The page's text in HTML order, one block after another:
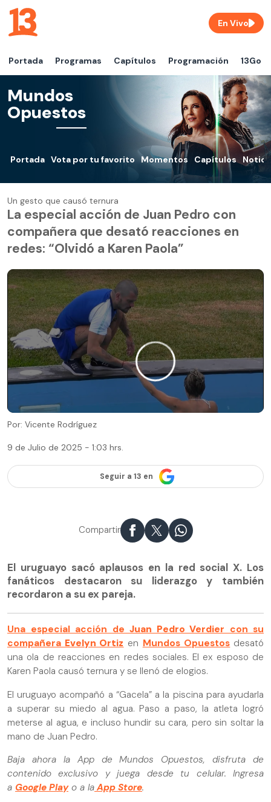
Portada Programas Capítulos Programación 13Go
En Vivo
Mundos
Opuestos
Portada Vota por tu favorito Momentos Capítulos
Un gesto que causó ternura
La especial acción de Juan Pedro con
compañera que desató reacciones en
redes: “Olvidó a Karen Paola”
Por: Vicente Rodríguez
9 de Julio de 2025 - 1:03 hrs.
Seguir a 13 en
Compartir
El uruguayo sacó aplausos en la red social X. Los
fanáticos destacaron su liderazgo y también
recordaron a su ex pareja.
Una especial acción de Juan Pedro Verdier con su
compañera Evelyn Ortiz en Mundos Opuestos desató
una ola de reacciones en redes sociales. El ex esposo de
Karen Paola causó ternura y se llenó de elogios.
El uruguayo acompañó a “Gacela” a la piscina para ayudarla
a superar su miedo al agua. Paso a paso, la atleta logró
meterse al agua, e incluso hundir su cara, pero sin soltar la
mano de Juan Pedro.
Baja ahora la App de Mundos Opuestos, disfruta de
contenido exclusivo y juega desde tu celular. Ingresa
a Google Playo a laApp Store.